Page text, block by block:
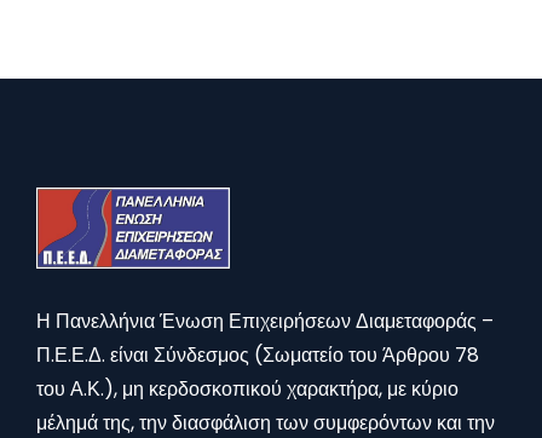
Η Πανελλήνια Ένωση Επιχειρήσεων Διαμεταφοράς –
Π.Ε.Ε.Δ. είναι Σύνδεσμος (Σωματείο του Άρθρου 78
του Α.Κ.), μη κερδοσκοπικού χαρακτήρα, με κύριο
μέλημά της, την διασφάλιση των συμφερόντων και την